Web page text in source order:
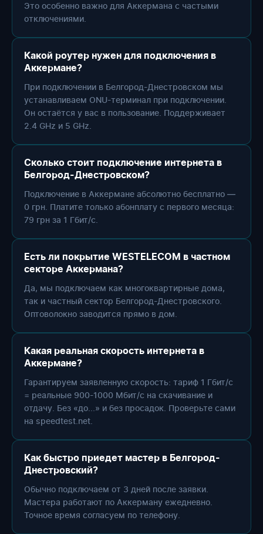
Это особенно важно для Аккермана с частыми
отключениями.
Какой роутер нужен для подключения в
Аккермане?
При подключении в Белгород-Днестровском мы
устанавливаем ONU-терминал при подключении.
Он остаётся у вас в пользование. Поддерживает
2.4 GHz и 5 GHz.
Сколько стоит подключение интернета в
Белгород-Днестровском?
Подключение в Аккермане абсолютно бесплатно —
0 грн. Платите только абонплату с первого месяца:
79 грн за 1 Гбит/с.
Есть ли покрытие WESTELECOM в частном
секторе Аккермана?
Да, мы подключаем как многоквартирные дома,
так и частный сектор Белгород-Днестровского.
Оптоволокно заводится прямо в дом.
Какая реальная скорость интернета в
Аккермане?
Гарантируем заявленную скорость: тариф 1 Гбит/с
= реальные 900-1000 Мбит/с на скачивание и
отдачу. Без «до...» и без просадок. Проверьте сами
на speedtest.net.
Как быстро приедет мастер в Белгород-
Днестровский?
Обычно подключаем от 3 дней после заявки.
Мастера работают по Аккерману ежедневно.
Точное время согласуем по телефону.